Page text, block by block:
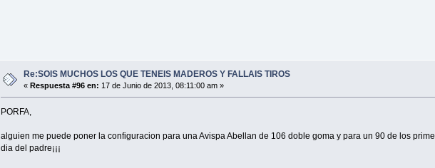
Re:SOIS MUCHOS LOS QUE TENEIS MADEROS Y FALLAIS TIROS
« Respuesta #96 en: 17 de Junio de 2013, 08:11:00 am »
PORFA,
alguien me puede poner la configuracion para una Avispa Abellan de 106 doble goma y para un 90 de los
dia del padre¡¡¡